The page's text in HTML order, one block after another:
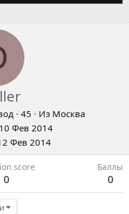
· 45 · Из Москва
10 Фев 2014
Фев 2014
score
0
Баллы
0